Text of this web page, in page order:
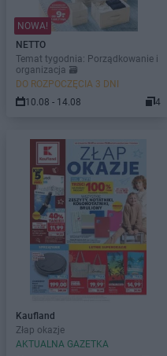
NOWA!
NETTO
Temat tygodnia: Porządkowanie i
organizacja 🗃️
DO ROZPOCZĘCIA 3 DNI
10.08 - 14.08
4
Kaufland
Złap okazje
AKTUALNA GAZETKA